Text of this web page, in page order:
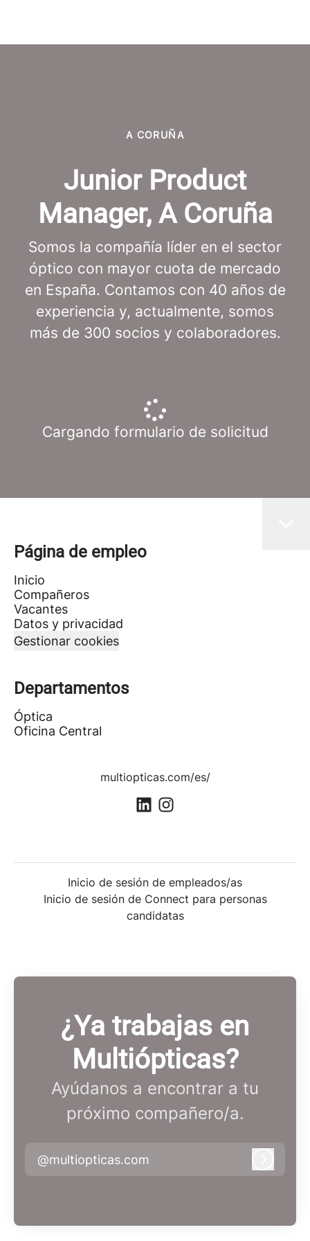
A CORUÑA
Junior Product
Manager, A Coruña
Somos la compañía líder en el sector
óptico con mayor cuota de mercado
en España. Contamos con 40 años de
experiencia y, actualmente, somos
más de 300 socios y colaboradores.
Cargando formulario de solicitud
Página de empleo
Inicio
Compañeros
Vacantes
Datos y privacidad
Gestionar cookies
Departamentos
Óptica
Oficina Central
multiopticas.com/es/
Inicio de sesión de empleados/as
Inicio de sesión de Connect para personas
candidatas
¿Ya trabajas en
Multiópticas?
Ayúdanos a encontrar a tu
próximo compañero/a.
@multiopticas.com